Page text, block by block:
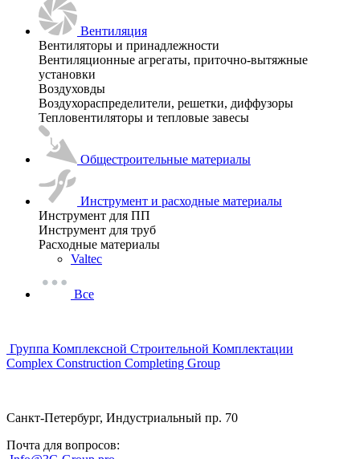
Вентиляция
Вентиляторы и принадлежности
Вентиляционные агрегаты, приточно-вытяжные
установки
Воздуховды
Воздухораспределители, решетки, диффузоры
Тепловентиляторы и тепловые завесы
Общестроительные материалы
Инструмент и расходные материалы
Инструмент для ПП
Инструмент для труб
Расходные материалы
Valtec
Все
Группа Комплексной Строительной Комплектации
Complex Construction Completing Group
Санкт-Петербург, Индустриальный пр. 70
Почта для вопросов: